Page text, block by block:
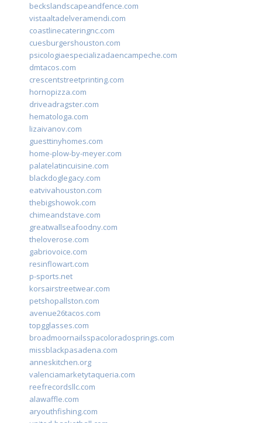
beckslandscapeandfence.com
vistaaltadelveramendi.com
coastlinecateringnc.com
cuesburgershouston.com
psicologiaespecializadaencampeche.com
dmtacos.com
crescentstreetprinting.com
hornopizza.com
driveadragster.com
hematologa.com
lizaivanov.com
guesttinyhomes.com
home-plow-by-meyer.com
palatelatincuisine.com
blackdoglegacy.com
eatvivahouston.com
thebigshowok.com
chimeandstave.com
greatwallseafoodny.com
theloverose.com
gabriovoice.com
resinflowart.com
p-sports.net
korsairstreetwear.com
petshopallston.com
avenue26tacos.com
topgglasses.com
broadmoornailsspacoloradosprings.com
missblackpasadena.com
anneskitchen.org
valenciamarketytaqueria.com
reefrecordsllc.com
alawaffle.com
aryouthfishing.com